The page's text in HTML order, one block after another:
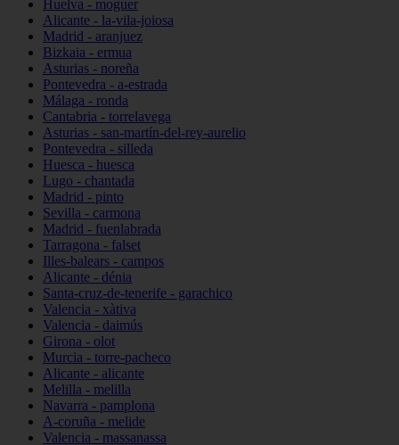
Huelva - moguer
Alicante - la-vila-joiosa
Madrid - aranjuez
Bizkaia - ermua
Asturias - noreña
Pontevedra - a-estrada
Málaga - ronda
Cantabria - torrelavega
Asturias - san-martín-del-rey-aurelio
Pontevedra - silleda
Huesca - huesca
Lugo - chantada
Madrid - pinto
Sevilla - carmona
Madrid - fuenlabrada
Tarragona - falset
Illes-balears - campos
Alicante - dénia
Santa-cruz-de-tenerife - garachico
Valencia - xàtiva
Valencia - daimús
Girona - olot
Murcia - torre-pacheco
Alicante - alicante
Melilla - melilla
Navarra - pamplona
A-coruña - melide
Valencia - massanassa